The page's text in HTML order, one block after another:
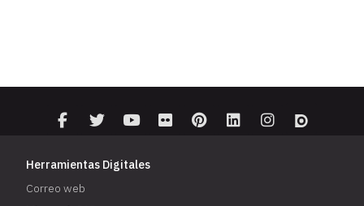
Herramientas Digitales
Correo web